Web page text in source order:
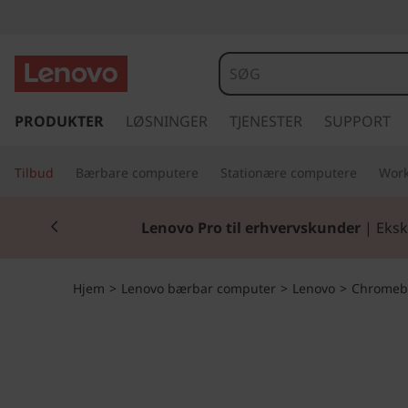
e
n
o
v
p
n
PRODUKTER LØSNINGER TJENESTER SUPPORT
Tilbud Bærbare computere Stationære computere
Lenovo Pro til erhvervskunder |
Currently displaying item 2 of 2
Hjem > Lenovo bærbar computer > Lenovo >